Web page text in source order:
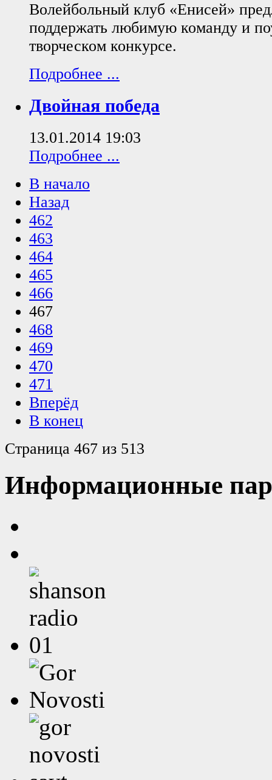
Волейбольный клуб «Енисей»
поддержать любимую команду и
творческом конкурсе.
Подробнее ...
Двойная победа
13.01.2014 19:03
Подробнее ...
В начало
Назад
462
463
464
465
466
467
468
469
470
471
Вперёд
В конец
Страница 467 из 513
Информационные